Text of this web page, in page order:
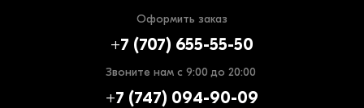
Оформить заказ
+7 (707) 655-55-50
Звоните нам с 9:00 до 20:00
+7 (747) 094-90-09